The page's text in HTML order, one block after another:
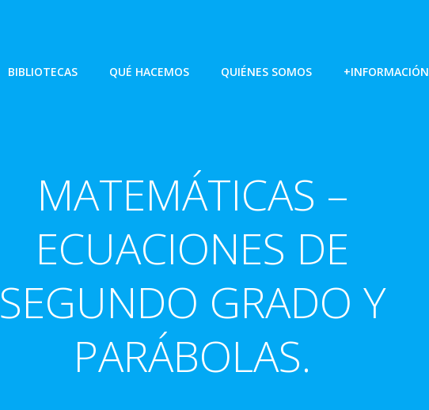
BIBLIOTECAS QUÉ HACEMOS QUIÉNES SOMOS +INFORMACIÓN
MATEMÁTICAS –
ECUACIONES DE
SEGUNDO GRADO Y
PARÁBOLAS.